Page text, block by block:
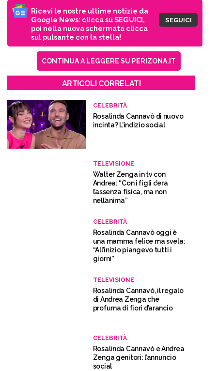
Ricevi le nostre ultime notizie da
Google News: clicca su SEGUICI,
poi nella nuova schermata clicca
sul pulsante con la stella!
SEGUICI
CONTINUA A LEGGERE SU PERIZONA.IT
ARTICOLI CORRELATI
CELEBRITÀ
Rosalinda Cannavò di nuovo
incinta? L’indizio social
TELEVISIONE
Walter Zenga in tv con
Andrea: “Con i figli c’era
l’assenza fisica, ma non
nell’anima”
CELEBRITÀ
Rosalinda Cannavò oggi è
una mamma felice ma svela:
“All’inizio piangevo tutti i
giorni”
TELEVISIONE
Rosalinda Cannavò, il regalo
di Andrea Zenga che
profuma di fiori d’arancio
CELEBRITÀ
Rosalinda Cannavò e Andrea
Zenga genitori: l’annuncio
social